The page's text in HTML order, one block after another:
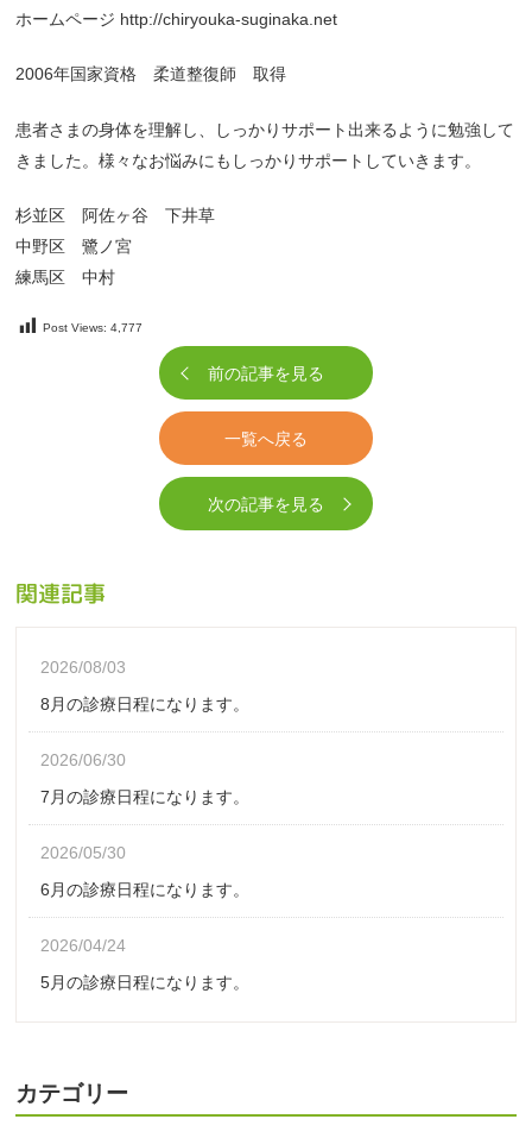
ホームページ http://chiryouka-suginaka.net
2006年国家資格 柔道整復師 取得
患者さまの身体を理解し、しっかりサポート出来るように勉強して
きました。様々なお悩みにもしっかりサポートしていきます。
杉並区 阿佐ヶ谷 下井草
中野区 鷺ノ宮
練馬区 中村
Post Views: 4,777
前の記事を見る
一覧へ戻る
次の記事を見る
関連記事
2026/08/03
8月の診療日程になります。
2026/06/30
7月の診療日程になります。
2026/05/30
6月の診療日程になります。
2026/04/24
5月の診療日程になります。
カテゴリー